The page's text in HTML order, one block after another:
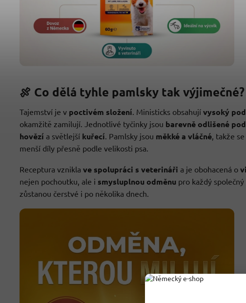
🍖 Co dělá tyhle pamlsky tak výjimečné?
Tajemství je v poctivém složení . Ministicks obsahují vysoký
okamžitě zamilují. Jednotlivé tyčinky jsou barevně odlišené
hovězí a světlejší kuřecí . Pamlsky jsou měkké a vláčné , takže
menší díly přesně podle velikosti psa.
Receptura vznikla ve spolupráci s veterináři a je obohacená o
nejen pochoutku, ale i smysluplnou odměnu pro každý
zůstanou čerstvé i po několika dnech.